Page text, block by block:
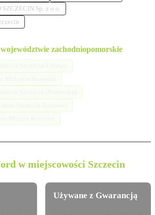
Sp. z o.o.
zachodniopomorskie
w miejscowości Szczecin
Używane z Gwarancją